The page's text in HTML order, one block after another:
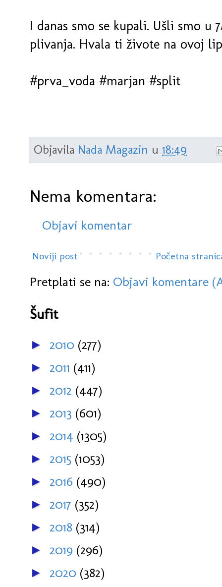
I danas smo se kupali. Ušli smo u
plivanja. Hvala ti živote na ovoj
#prva_voda #marjan #split
Objavila Nada Magazin u 18:49
Nema komentara:
Objavi komentar
Noviji post Početna
Pretplati se na: Objavi komentare
Šufit
► 2010 (277)
► 2011 (411)
► 2012 (447)
► 2013 (601)
► 2014 (1305)
► 2015 (1053)
► 2016 (490)
► 2017 (352)
► 2018 (314)
► 2019 (296)
► 2020 (382)